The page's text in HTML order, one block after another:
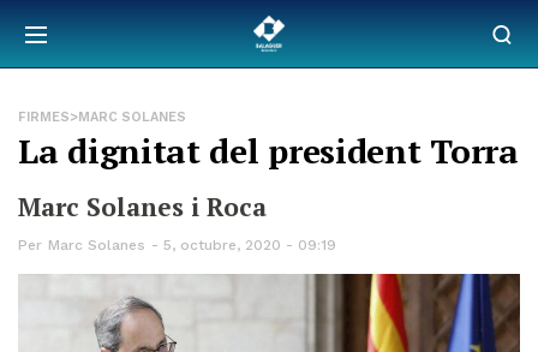
FIRMES>MARC SOLANES
La dignitat del president Torra
Marc Solanes i Roca
Per Marc Solanes 5, octubre, 2020 - 09:19